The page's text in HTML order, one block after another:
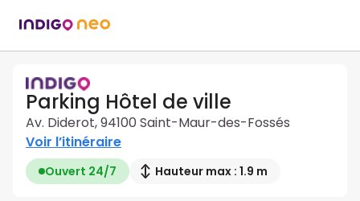
Parking Hôtel de ville
Av. Diderot, 94100 Saint-Maur-des-Fossés
Voir l’itinéraire
Ouvert 24/7 Hauteur max : 1.9 m